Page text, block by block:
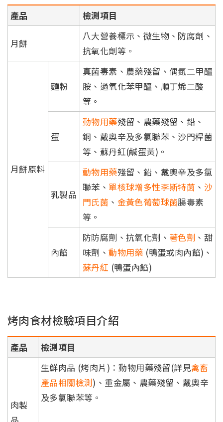
產品 檢測項目
月餅
八大營養標示、微生物、防腐劑、
抗氧化劑等。
月餅原料
麵粉
真菌毒素、農藥殘留、偶氮二甲醯
胺、過氧化苯甲醯、順丁烯二酸
等。
蛋
動物用藥殘留、農藥殘留、鉛、
銅、戴奧辛及多氯聯苯、沙門桿菌
等、蘇丹紅(鹹蛋黃)。
乳製品
動物用藥殘留、鉛、戴奧辛及多氯
聯苯、 單核球增多性李斯特菌 、 沙
門氏菌 、 金黃色葡萄球菌腸毒素
等。
內餡
防防腐劑、抗氧化劑、 著色劑 、甜
味劑、動物用藥 (鴨蛋或肉內餡)、
蘇丹紅 (鴨蛋內餡)
烤肉食材檢驗項目介紹
產品 檢測項目
肉製
生鮮肉品 (烤肉片)：動物用藥殘留(詳見禽畜
產品相關檢測)、重金屬、農藥殘留、戴奧辛
及多氯聯苯等。